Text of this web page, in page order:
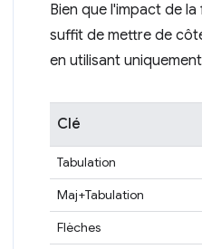
Bien que l'impact de
suffit de mettre de
en utilisant
Clé
Tabulation
Maj+Tabulation
Flèches